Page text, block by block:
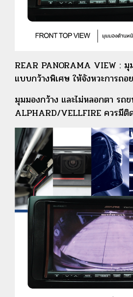
REAR PANORAMA VIEW :
แบบกว้างพิเศษ ให้จังหวะการถ
มุมมองกว้าง และไม่หลอกตา รถ
ALPHARD/VELLFIRE ควรมีติ